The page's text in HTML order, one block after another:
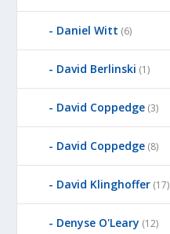
Daniel Witt (6)
David Berlinski (1)
David Coppedge (3)
David Coppedge (8)
David Klinghoffer (17)
Denyse O'Leary (12)